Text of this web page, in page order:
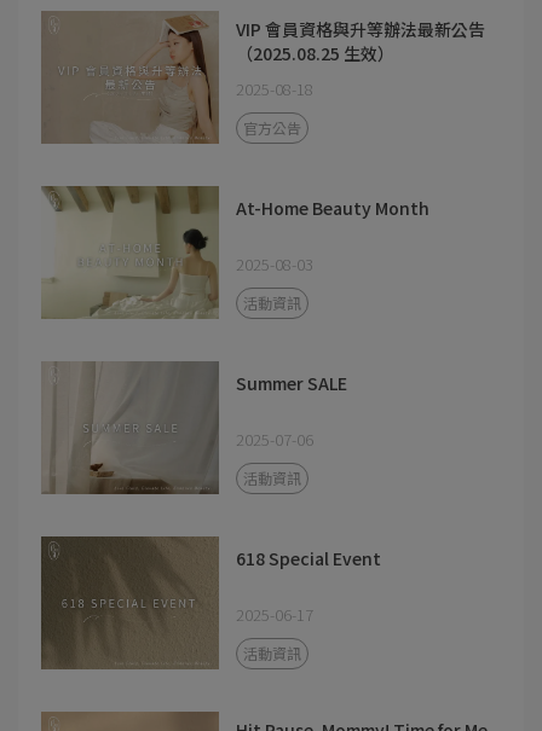
VIP 會員資格與升等辦法最新公告
（2025.08.25 生效）
2025-08-18
官方公告
At-Home Beauty Month
2025-08-03
活動資訊
Summer SALE
2025-07-06
活動資訊
618 Special Event
2025-06-17
活動資訊